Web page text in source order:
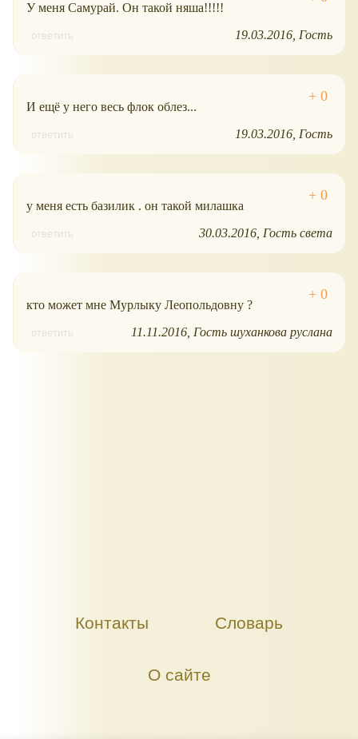
У меня Самурай. Он такой няша!!!!!
ответить 19.03.2016 Гость
И ещё у него весь флок облез...
ответить 19.03.2016 Гость
у меня есть базилик . он такой милашка
ответить 30.03.2016 Гость света
кто может мне Мурлыку Леопольдовну ?
ответить 11.11.2016 Гость шуханкова руслана
Контакты Словарь
О сайте